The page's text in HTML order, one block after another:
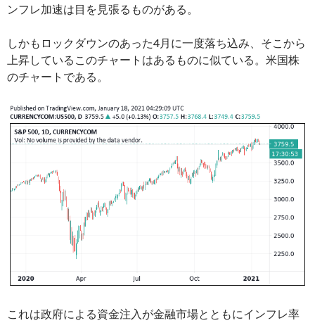
ンフレ加速は目を見張るものがある。
しかもロックダウンのあった4月に一度落ち込み、そこから
上昇しているこのチャートはあるものに似ている。米国株
のチャートである。
これは政府による資金注入が金融市場とともにインフレ率